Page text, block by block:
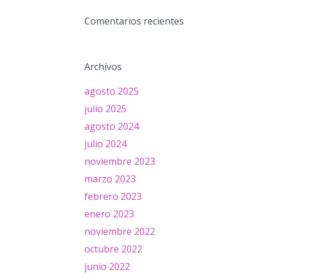
Comentarios recientes
Archivos
agosto 2025
julio 2025
agosto 2024
julio 2024
noviembre 2023
marzo 2023
febrero 2023
enero 2023
noviembre 2022
octubre 2022
junio 2022